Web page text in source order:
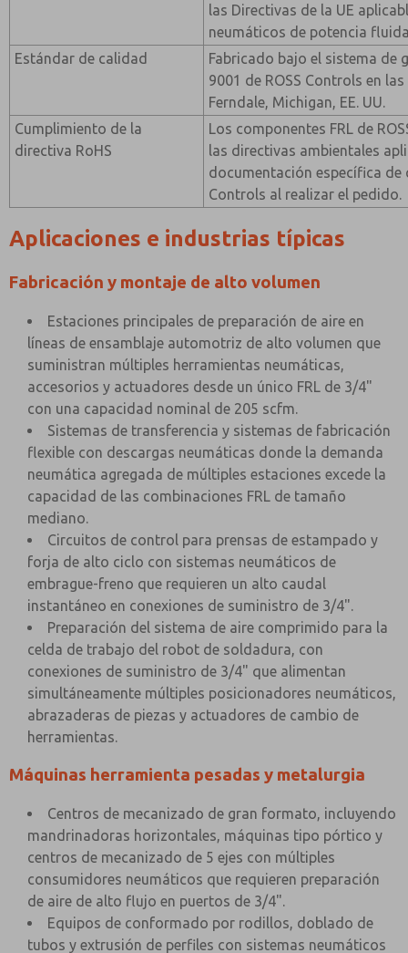
las Directivas de la UE
neumáticos de potencia
Estándar de calidad
Fabricado bajo el sistema de
9001 de ROSS Controls en
Ferndale, Michigan, EE. UU.
Cumplimiento de la
directiva RoHS
Los componentes FRL de
las directivas ambientales
documentación específica de
Controls al realizar el pedido.
Aplicaciones e industrias típicas
Fabricación y montaje de alto volumen
Estaciones principales de preparación de aire en
líneas de ensamblaje automotriz de alto volumen que
suministran múltiples herramientas neumáticas,
accesorios y actuadores desde un único FRL de 3/4"
con una capacidad nominal de 205 scfm.
Sistemas de transferencia y sistemas de fabricación
flexible con descargas neumáticas donde la demanda
neumática agregada de múltiples estaciones excede la
capacidad de las combinaciones FRL de tamaño
mediano.
Circuitos de control para prensas de estampado y
forja de alto ciclo con sistemas neumáticos de
embrague-freno que requieren un alto caudal
instantáneo en conexiones de suministro de 3/4".
Preparación del sistema de aire comprimido para la
celda de trabajo del robot de soldadura, con
conexiones de suministro de 3/4" que alimentan
simultáneamente múltiples posicionadores neumáticos,
abrazaderas de piezas y actuadores de cambio de
herramientas.
Máquinas herramienta pesadas y metalurgia
Centros de mecanizado de gran formato, incluyendo
mandrinadoras horizontales, máquinas tipo pórtico y
centros de mecanizado de 5 ejes con múltiples
consumidores neumáticos que requieren preparación
de aire de alto flujo en puertos de 3/4".
Equipos de conformado por rodillos, doblado de
tubos y extrusión de perfiles con sistemas neumáticos